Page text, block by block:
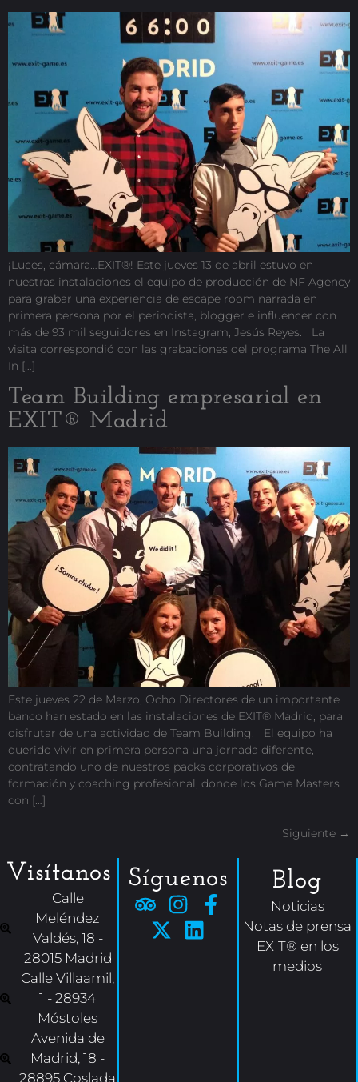
¡Luces, cámara…EXIT®! Este jueves 13 de abril estuvo en
nuestras instalaciones el equipo de producción de NF Agency
para grabar una experiencia de escape room narrada en
primera persona por el periodista, blogger e influencer con
más de 93 mil seguidores en Instagram, Jesús Reyes. La
visita correspondió con las grabaciones del programa The All
In […]
Team Building empresarial en
EXIT® Madrid
Este jueves 22 de Marzo, Ocho Directores de un importante
banco han estado en las instalaciones de EXIT® Madrid, para
disfrutar de una actividad de Team Building. El equipo ha
querido vivir en primera persona una jornada diferente,
contratando uno de nuestros packs corporativos de
formación y coaching profesional, donde los Game Masters
con […]
Siguiente →
Visítanos
Calle
Meléndez
Valdés, 18 -
28015 Madrid
Calle Villaamil,
1 - 28934
Móstoles
Avenida de
Madrid, 18 -
28895 Coslada
Síguenos Blog
Noticias
Notas de prensa
EXIT® en los
medios